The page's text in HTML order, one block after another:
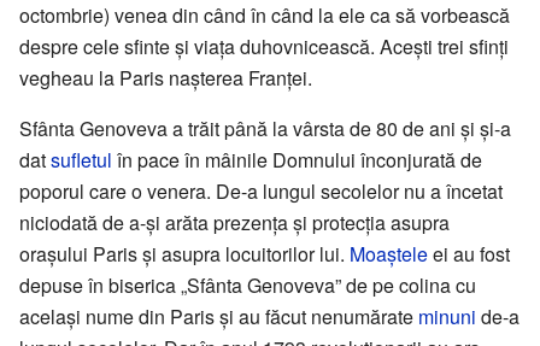
octombrie) venea din când în când la ele ca să vorbească
despre cele sfinte și viața duhovnicească. Acești trei sfinți
vegheau la Paris nașterea Franței.
Sfânta Genoveva a trăit până la vârsta de 80 de ani și și-a
datsufletul în pace în mâinile Domnului înconjurată de
poporul care o venera. De-a lungul secolelor nu a încetat
niciodată de a-și arăta prezența și protecția asupra
orașului Paris și asupra locuitorilor lui. Moașteleei au fost
depuse în biserica „Sfânta Genoveva” de pe colina cu
același nume din Paris și au făcut nenumărate minuni de-a